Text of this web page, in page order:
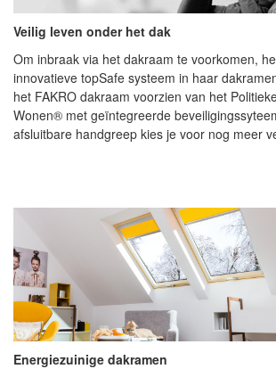
Veilig leven onder het dak
Om inbraak via het dakraam te voorkomen,
innovatieve topSafe systeem in haar
het FAKRO dakraam voorzien van het
Wonen® met geïntegreerde
afsluitbare handgreep kies je voor nog meer
Energiezuinige dakramen